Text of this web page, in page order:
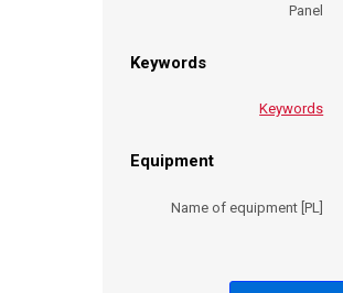
Panel
Keywords
Keywords
Equipment
Name of equipment [PL]